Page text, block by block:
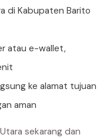
di Kabupaten Barito
atau e-wallet,
ke alamat tujuan
aman
sekarang dan